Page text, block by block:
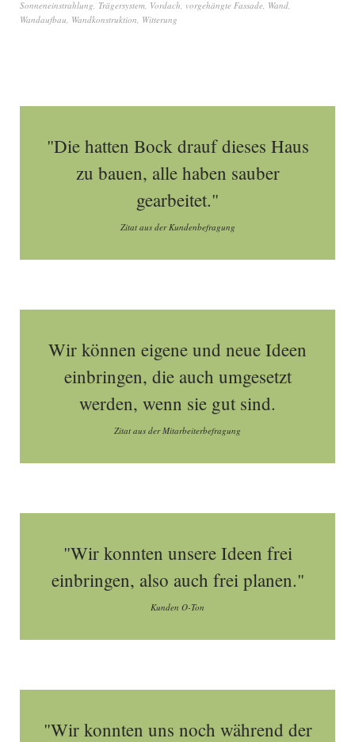
Sonneneinstrahlung, Trägersystem, Vordach, vorgehängte Fassade, Wand,
Wandaufbau, Wandkonstruktion, Witterung
"Die hatten Bock drauf dieses Haus
zu bauen, alle haben sauber
gearbeitet."
Zitat aus der Kundenbefragung
Wir können eigene und neue Ideen
einbringen, die auch umgesetzt
werden, wenn sie gut sind.
Zitat aus der Mitarbeiterbefragung
"Wir konnten unsere Ideen frei
einbringen, also auch frei planen."
Kunden O-Ton
"Wir konnten uns noch während der